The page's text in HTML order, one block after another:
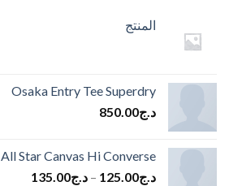
المنتج
Osaka Entry Tee Superdry
د.ج850.00
All Star Canvas Hi Converse
د.ج125.00
– د.ج135.00